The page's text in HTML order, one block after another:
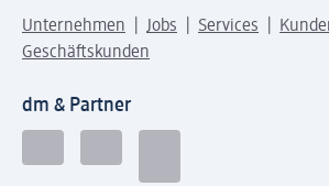
Unternehmen Jobs Services
Geschäftskunden
dm & Partner